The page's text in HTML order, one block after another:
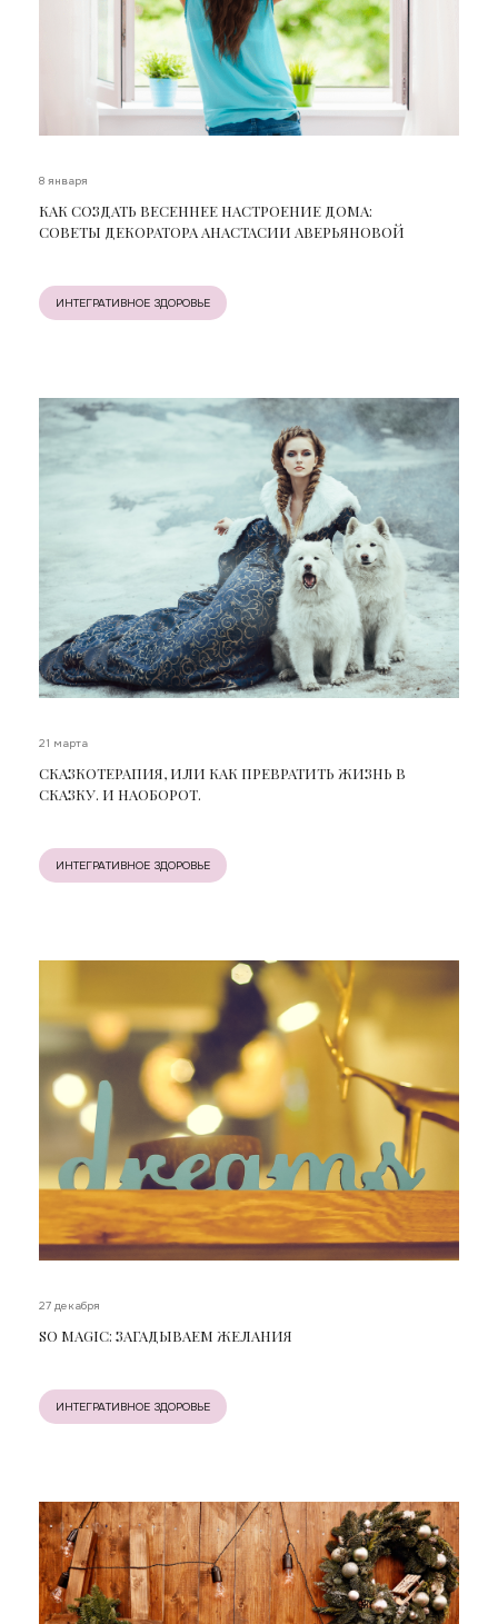
8 января
КАК СОЗДАТЬ ВЕСЕННЕЕ НАСТРОЕНИЕ ДОМА:
СОВЕТЫ ДЕКОРАТОРА АНАСТАСИИ АВЕРЬЯНОВОЙ
ИНТЕГРАТИВНОЕ ЗДОРОВЬЕ
21 марта
СКАЗКОТЕРАПИЯ, ИЛИ КАК ПРЕВРАТИТЬ ЖИЗНЬ В
СКАЗКУ. И НАОБОРОТ.
ИНТЕГРАТИВНОЕ ЗДОРОВЬЕ
27 декабря
SO MAGIC: ЗАГАДЫВАЕМ ЖЕЛАНИЯ
ИНТЕГРАТИВНОЕ ЗДОРОВЬЕ